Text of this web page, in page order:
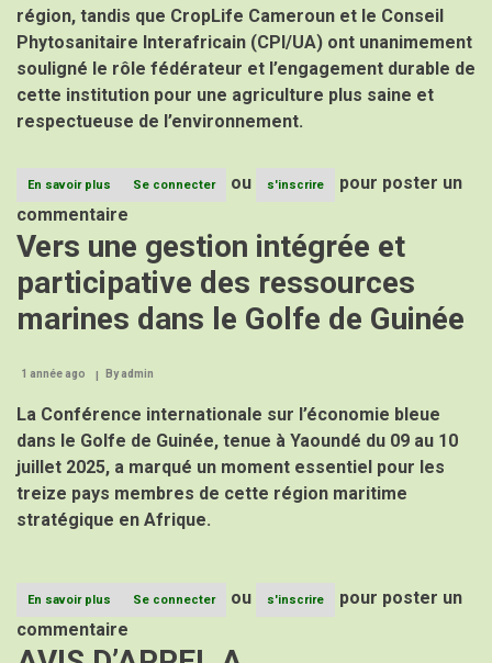
région, tandis que CropLife Cameroun et le Conseil
Phytosanitaire Interafricain (CPI/UA) ont unanimement
souligné le rôle fédérateur et l’engagement durable de
cette institution pour une agriculture plus saine et
respectueuse de l’environnement.
En savoir plus
Le
Directeur
Général
du
CPAC
à
la
40e
Générale
CropLife
:
une
remarquée
pour
sous-
Se connecter ou s'inscrire
pour poster un
commentaire
Vers une gestion intégrée et
participative des ressources
marines dans le Golfe de Guinée
1 année ago Byadmin
La Conférence internationale sur l’économie bleue
dans le Golfe de Guinée, tenue à Yaoundé du 09 au 10
juillet 2025, a marqué un moment essentiel pour les
treize pays membres de cette région maritime
stratégique en Afrique.
En savoir plus
Vers
une
gestion
Se connecter ou s'inscrire
pour poster un
commentaire